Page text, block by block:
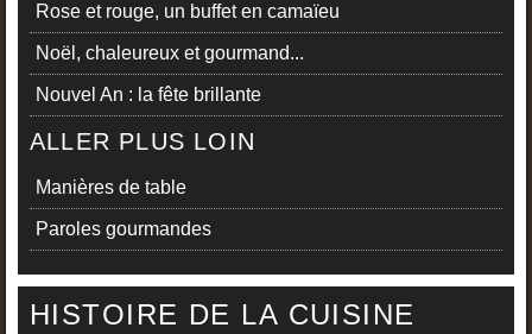
Rose et rouge, un buffet en camaïeu
Noël, chaleureux et gourmand...
Nouvel An : la fête brillante
ALLER PLUS LOIN
Manières de table
Paroles gourmandes
HISTOIRE DE LA CUISINE